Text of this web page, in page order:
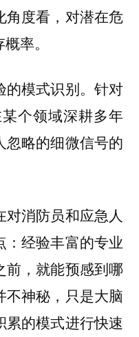
角度看，对潜在危
率。
的模式识别。针对
个领域深耕多年
忽略的细微信号的
消防员和应急人
：经验丰富的专业
前，就能预感到哪
不神秘，只是大脑
的模式进行快速